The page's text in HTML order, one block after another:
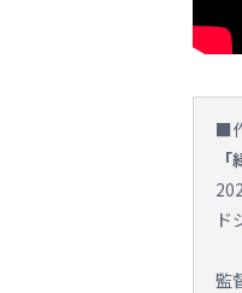
■
ド
監